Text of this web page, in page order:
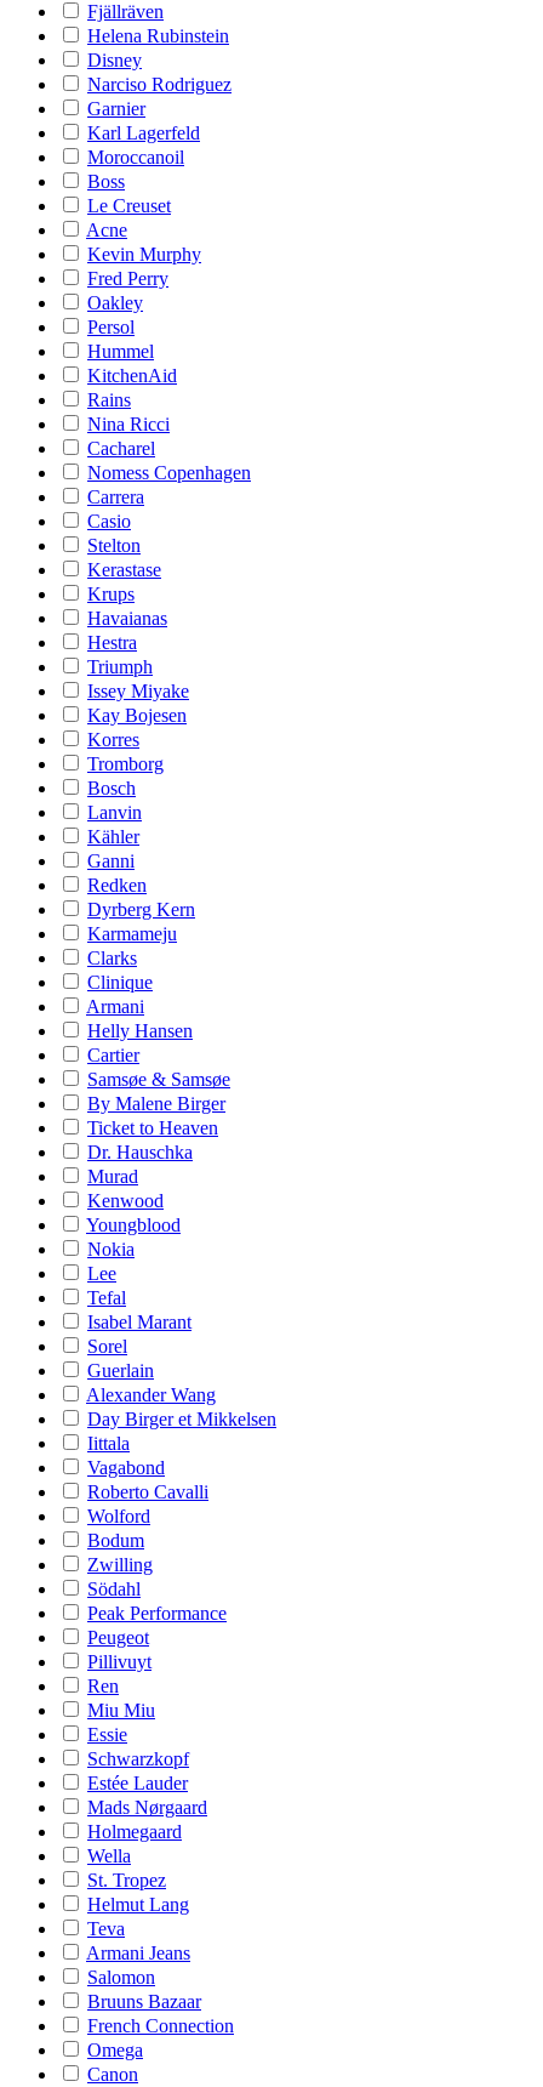
Fjällräven
Helena Rubinstein
Disney
Narciso Rodriguez
Garnier
Karl Lagerfeld
Moroccanoil
Boss
Le Creuset
Acne
Kevin Murphy
Fred Perry
Oakley
Persol
Hummel
KitchenAid
Rains
Nina Ricci
Cacharel
Nomess Copenhagen
Carrera
Casio
Stelton
Kerastase
Krups
Havaianas
Hestra
Triumph
Issey Miyake
Kay Bojesen
Korres
Tromborg
Bosch
Lanvin
Kähler
Ganni
Redken
Dyrberg Kern
Karmameju
Clarks
Clinique
Armani
Helly Hansen
Cartier
Samsøe & Samsøe
By Malene Birger
Ticket to Heaven
Dr. Hauschka
Murad
Kenwood
Youngblood
Nokia
Lee
Tefal
Isabel Marant
Sorel
Guerlain
Alexander Wang
Day Birger et Mikkelsen
Iittala
Vagabond
Roberto Cavalli
Wolford
Bodum
Zwilling
Södahl
Peak Performance
Peugeot
Pillivuyt
Ren
Miu Miu
Essie
Schwarzkopf
Estée Lauder
Mads Nørgaard
Holmegaard
Wella
St. Tropez
Helmut Lang
Teva
Armani Jeans
Salomon
Bruuns Bazaar
French Connection
Omega
Canon